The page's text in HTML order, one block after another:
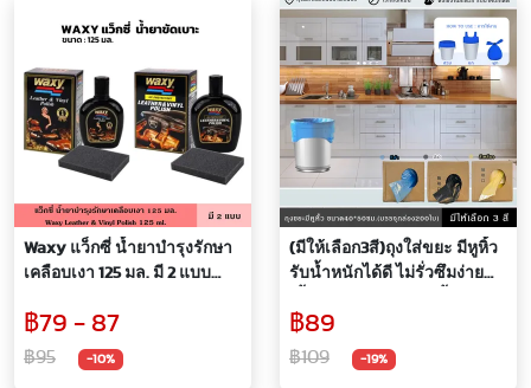
Waxy แว็กซี่ น้ำยาบำรุงรักษา
เคลือบเงา 125 มล. มี 2 แบบ
ฝังแน่น ให้กับวัสดุหนัง ไวนิล
ช่วยคงความเงางาม ให้กับหนัง
คอนโซลรถยนต์ เคลือบรถ
฿79 - 87
฿95 -10%
(มีให้เลือก3สี)ถุงใส่ขยะ มีหูหิ้ว
รับน้ำหนักได้ดี ไม่รั่วซึมง่าย
ขนาด40*50ซม.
฿89
฿109 -19%